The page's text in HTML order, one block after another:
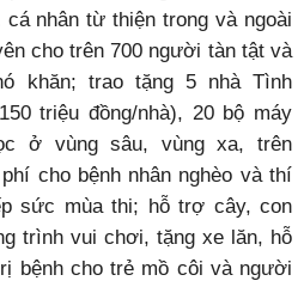
nhân từ thiện trong và ngoài
cho trên 700 người tàn tật và
khăn; trao tặng 5 nhà Tình
triệu đồng/nhà), 20 bộ máy
ở vùng sâu, vùng xa, trên
cho bệnh nhân nghèo và thí
sức mùa thi; hỗ trợ cây, con
trình vui chơi, tặng xe lăn, hỗ
bệnh cho trẻ mồ côi và người